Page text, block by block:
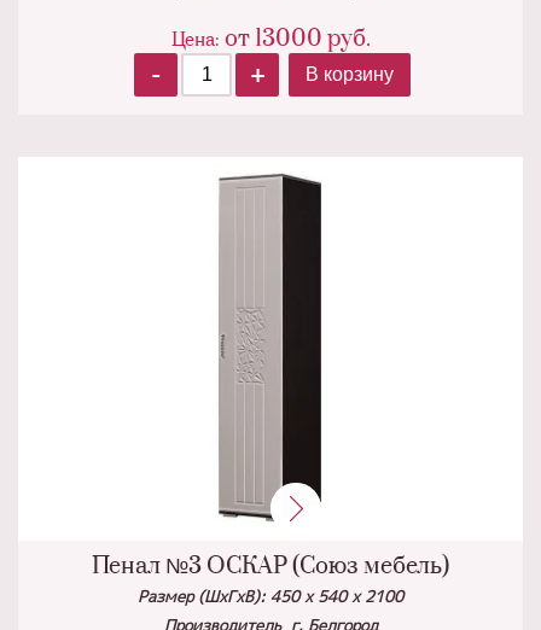
Цена: от 13000 руб.
-
+ В корзину
Пенал №3 ОСКАР (Союз мебель)
Размер (ШхГхВ): 450 х 540 х 2100
Производитель г. Белгород